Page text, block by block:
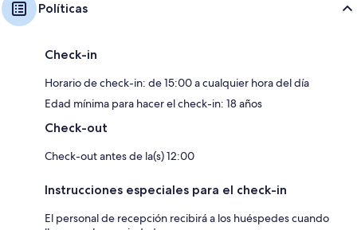
Políticas
Check-in
Horario de check-in: de 15:00 a cualquier hora del día
Edad mínima para hacer el check-in: 18 años
Check-out
Check-out antes de la(s) 12:00
Instrucciones especiales para el check-in
El personal de recepción recibirá a los huéspedes cuando